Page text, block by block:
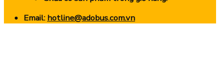
Email: hotline@adobus.com.vn